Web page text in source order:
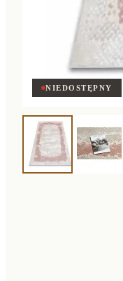
NIEDOSTĘPNY